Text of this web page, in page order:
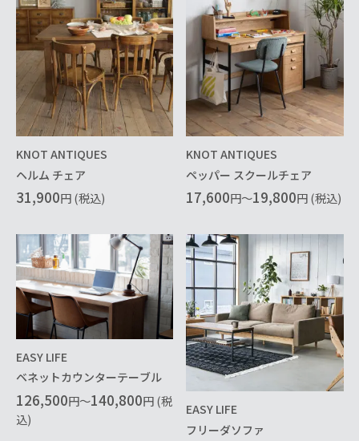
KNOT ANTIQUES
ヘルム チェア
31,900円 (税込)
KNOT ANTIQUES
ペッパー スクールチェア
17,600円～19,800円 (税込)
EASY LIFE
ベネットカウンターテーブル
126,500円～140,800円 (税
込)
EASY LIFE
フリーダソファ